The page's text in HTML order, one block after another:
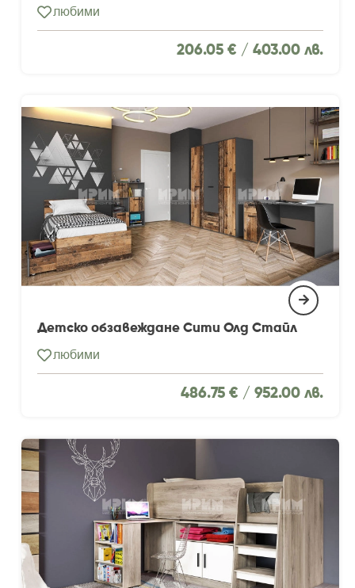
любими
206.05 € / 403.00 лв.
Детско обзавеждане Сити Олд Стайл
любими
486.75 € / 952.00 лв.